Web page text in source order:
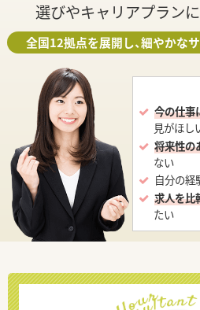
選びやキャリアプラン
全国12拠点を展開し、細やかな
今の仕事
見がほし
将来性の
ない
自分の経
求人を比
たい